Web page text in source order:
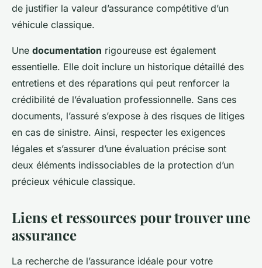
de justifier la valeur d’assurance compétitive d’un
véhicule classique.
Une documentation rigoureuse est également
essentielle. Elle doit inclure un historique détaillé des
entretiens et des réparations qui peut renforcer la
crédibilité de l’évaluation professionnelle. Sans ces
documents, l’assuré s’expose à des risques de litiges
en cas de sinistre. Ainsi, respecter les exigences
légales et s’assurer d’une évaluation précise sont
deux éléments indissociables de la protection d’un
précieux véhicule classique.
Liens et ressources pour trouver une
assurance
La recherche de l’assurance idéale pour votre